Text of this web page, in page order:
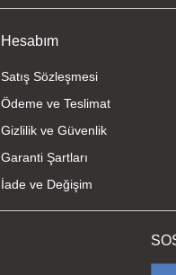
Hesabım
Satış Sözleşmesi
Ödeme ve Teslimat
Gizlilik ve Güvenlik
Garanti Şartları
İade ve Değişim